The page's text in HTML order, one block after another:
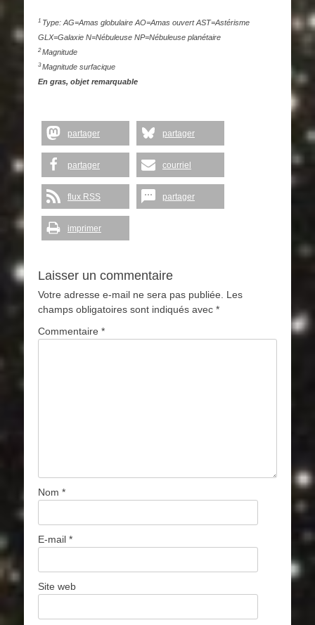
1 Type: AG=Amas globulaire AO=Amas ouvert AST=Astérisme
GLX=Galaxie N=Nébuleuse NP=Nébuleuse planétaire
2Magnitude
3Magnitude surfacique
En gras, objet remarquable
partager partager
partager courriel
flux RSS partager
imprimer
Laisser un commentaire
Votre adresse e-mail ne sera pas publiée.
Les
champs obligatoires sont indiqués avec *
Commentaire *
Nom *
E-mail *
Site web